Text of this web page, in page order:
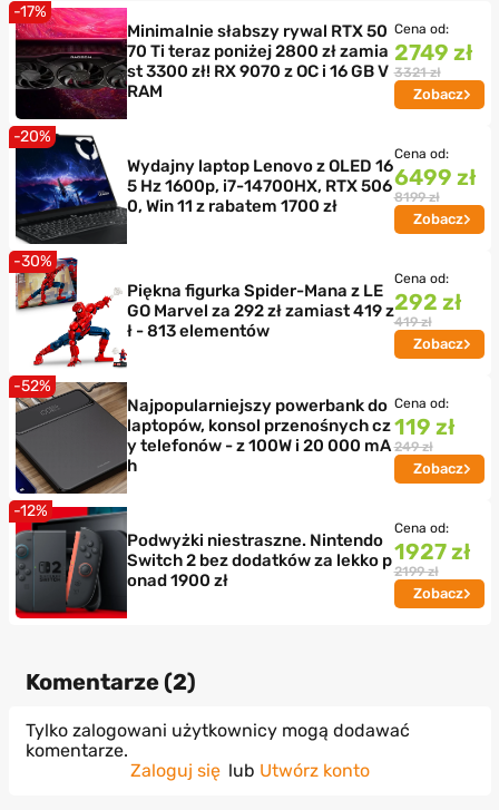
Minimalnie słabszy rywal RTX 50
70 Ti teraz poniżej 2800 zł zamia
st 3300 zł! RX 9070 z OC i 16 GB V
RAM
-17%
Cena od:
2749 zł
3321 zł
Zobacz
Wydajny laptop Lenovo z OLED 16
5 Hz 1600p, i7-14700HX, RTX 506
0, Win 11 z rabatem 1700 zł
-20%
Cena od:
6499 zł
8199 zł
Zobacz
Piękna figurka Spider-Mana z LE
GO Marvel za 292 zł zamiast 419 z
ł - 813 elementów
-30%
Cena od:
292 zł
419 zł
Zobacz
Najpopularniejszy powerbank do
laptopów, konsol przenośnych cz
y telefonów - z 100W i 20 000 mA
h
-52%
Cena od:
119 zł
249 zł
Zobacz
Podwyżki niestraszne. Nintendo
Switch 2 bez dodatków za lekko p
onad 1900 zł
-12%
Cena od:
1927 zł
2199 zł
Zobacz
Komentarze (2)
Tylko zalogowani użytkownicy mogą dodawać
komentarze.
Zaloguj się lub Utwórz konto